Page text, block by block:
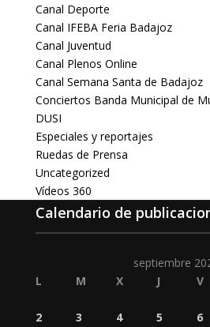
Canal Deporte
Canal IFEBA Feria Badajoz
Canal Juventud
Canal Plenos Online
Canal Semana Santa de Badajoz
Conciertos Banda Municipal de
DUSI
Especiales y reportajes
Ruedas de Prensa
Uncategorized
Vídeos 360
Calendario de
septiembre
L
M X J V
2
3 4 5 6